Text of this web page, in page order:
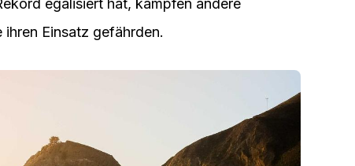
egalisiert hat, kämpfen andere
Einsatz gefährden.